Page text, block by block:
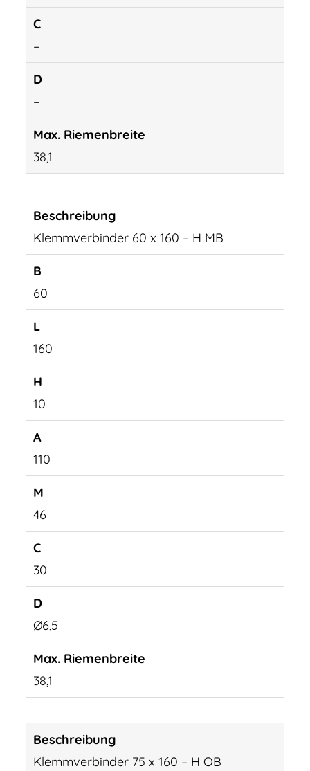
–
–
38,1
Klemmverbinder 60 x 160 – H MB
60
160
10
110
46
30
Ø6,5
38,1
Klemmverbinder 75 x 160 – H OB